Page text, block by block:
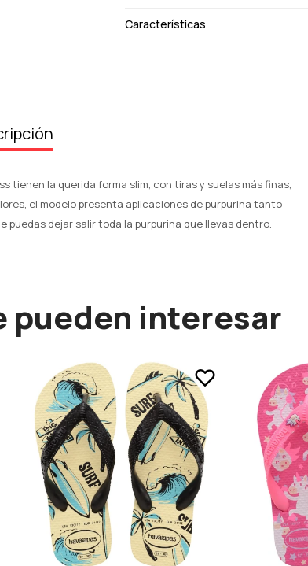
Características
tienen la querida forma slim, con tiras y suelas más finas,
el modelo presenta aplicaciones de purpurina tanto
puedas dejar salir toda la purpurina que llevas dentro.
pueden interesar